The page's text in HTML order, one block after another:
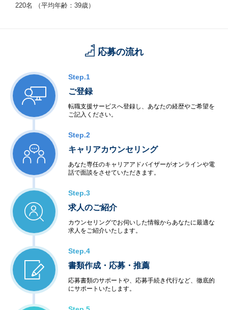
220名 （平均年齢：39歳）
応募の流れ
Step.1
ご登録
転職支援サービスへ登録し、あなたの経歴やご希望を
ご記入ください。
Step.2
キャリアカウンセリング
あなた専任のキャリアアドバイザーがオンラインや電
話で面談をさせていただきます。
Step.3
求人のご紹介
カウンセリングでお伺いした情報からあなたに最適な
求人をご紹介いたします。
Step.4
書類作成・応募・推薦
応募書類のサポートや、応募手続き代行など、徹底的
にサポートいたします。